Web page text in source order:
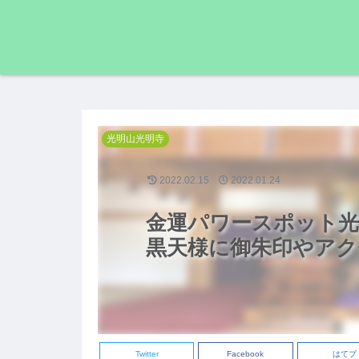
金運パワースポット
黒天様に御朱印やア
光明山光明寺
Twitter Facebook はてブ
2022.02.15 2022.01.24